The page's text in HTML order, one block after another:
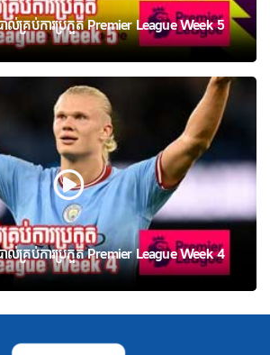
គ្រប់ការប្រកួត Premier League Week 5
គ្រប់ការប្រកួត Premier League Week 4